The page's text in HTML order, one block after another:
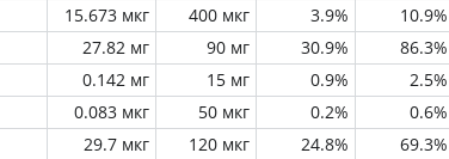
15.673 мкг 400 мкг 3.9% 10.9%
27.82 мг 90 мг 30.9% 86.3%
0.142 мг 15 мг 0.9% 2.5%
0.083 мкг 50 мкг 0.2% 0.6%
29.7 мкг 120 мкг 24.8% 69.3%